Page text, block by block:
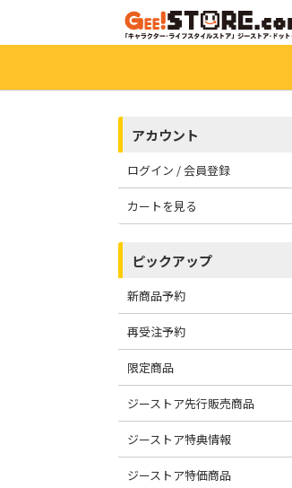
アカウント
ログイン / 会員登録
カートを見る
ピックアップ
新商品予約
再受注予約
限定商品
ジーストア先行販売商品
ジーストア特典情報
ジーストア特価商品